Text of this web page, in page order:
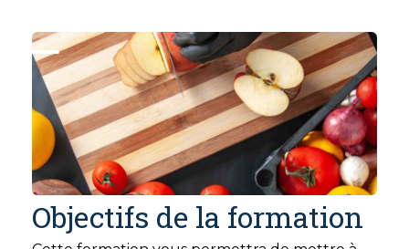
Objectifs de la formation